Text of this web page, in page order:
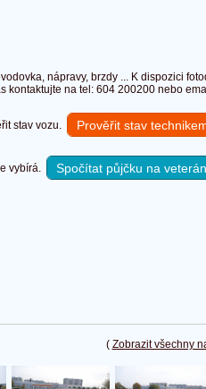
nápravy, brzdy ... K dispozici
kontaktujte na tel: 604 200200 nebo
stav vozu. Prověřit stav
vybírá. Spočítat půjčku na
( Zobrazit všechny